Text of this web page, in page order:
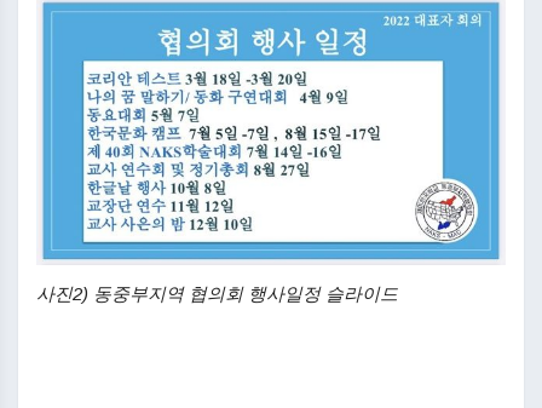
사진2) 동중부지역 협의회 행사일정 슬라이드